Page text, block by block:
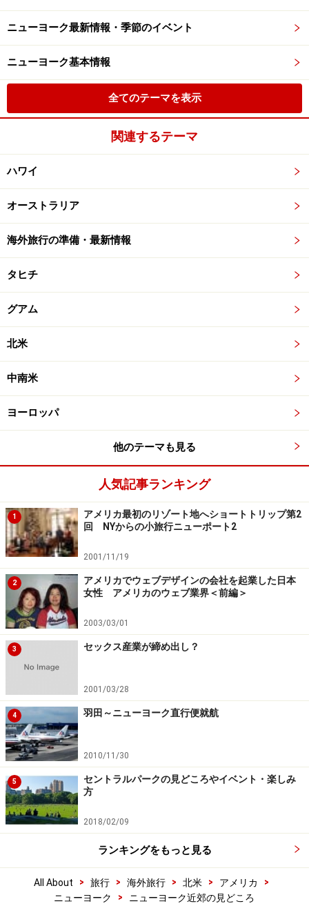
ニューヨーク最新情報・季節のイベント
ニューヨーク基本情報
全てのテーマを表示
関連するテーマ
ハワイ
オーストラリア
海外旅行の準備・最新情報
タヒチ
グアム
北米
中南米
ヨーロッパ
他のテーマも見る
人気記事ランキング
1
アメリカ最初のリゾート地へショートトリップ第2
回 NYからの小旅行ニューポート2
2001/11/19
2
アメリカでウェブデザインの会社を起業した日本
女性 アメリカのウェブ業界＜前編＞
2003/03/01
3 セックス産業が締め出し？
2001/03/28
4 羽田～ニューヨーク直行便就航
2010/11/30
5
セントラルパークの見どころやイベント・楽しみ
方
2018/02/09
ランキングをもっと見る
All About > 旅行 > 海外旅行 > 北米 > アメリカ
>
ニューヨーク
> ニューヨーク近郊の見どころ